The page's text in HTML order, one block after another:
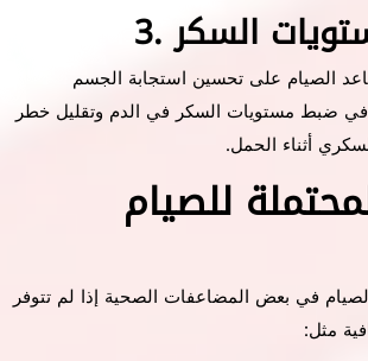
الصيام على تحسين استجابة الجسم
في ضبط مستويات السكر في الدم وتقليل خطر
أثناء الحمل.
للصيام
في بعض المضاعفات الصحية إذا لم تتوفر
مثل: